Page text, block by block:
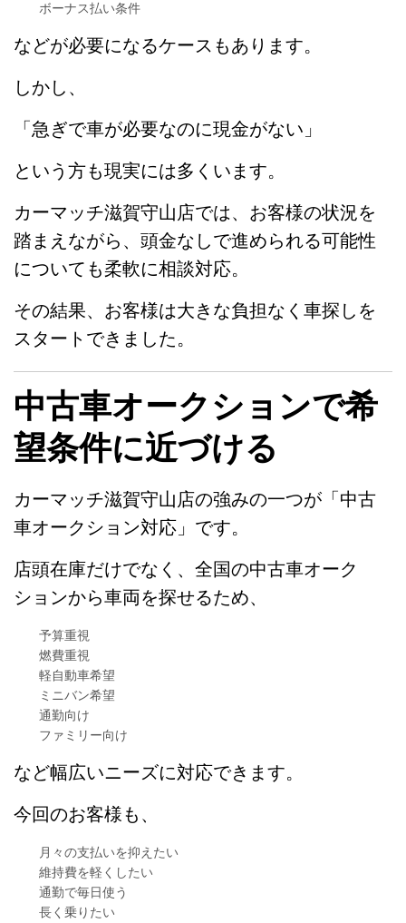
ボーナス払い条件
などが必要になるケースもあります。
しかし、
「急ぎで車が必要なのに現金がない」
という方も現実には多くいます。
カーマッチ滋賀守山店では、お客様の状況を
踏まえながら、頭金なしで進められる可能性
についても柔軟に相談対応。
その結果、お客様は大きな負担なく車探しを
スタートできました。
中古車オークションで希
望条件に近づける
カーマッチ滋賀守山店の強みの一つが「中古
車オークション対応」です。
店頭在庫だけでなく、全国の中古車オーク
ションから車両を探せるため、
予算重視
燃費重視
軽自動車希望
ミニバン希望
通勤向け
ファミリー向け
など幅広いニーズに対応できます。
今回のお客様も、
月々の支払いを抑えたい
維持費を軽くしたい
通勤で毎日使う
長く乗りたい